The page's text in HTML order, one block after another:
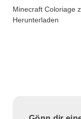
Minecraft Coloriage
Herunterladen